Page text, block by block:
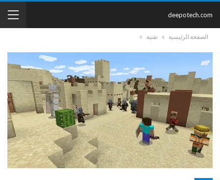
deepotech.com
الصفحة الرئيسية تقنية